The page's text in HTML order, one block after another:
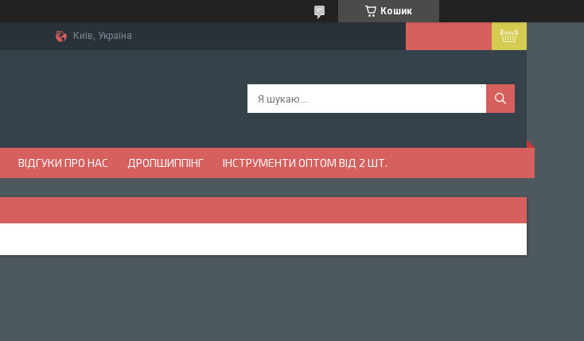
Кошик
Київ, Україна
ВІДГУКИ ПРО НАС ДРОПШИППІНГ ІНСТРУМЕНТИ ОПТОМ ВІД 2 ШТ.